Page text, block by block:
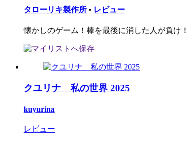
タローリキ製作所 • レビュー
懐かしのゲーム！棒を最後に消した人が負け！
クユリナ 私の世界 2025
kuyurina
レビュー